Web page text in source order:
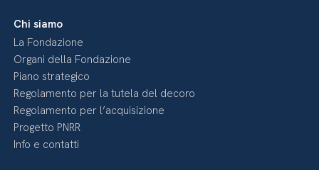
Chi siamo
La Fondazione
Organi della Fondazione
Piano strategico
Regolamento per la tutela del decoro
Regolamento per l’acquisizione
Progetto PNRR
Info e contatti